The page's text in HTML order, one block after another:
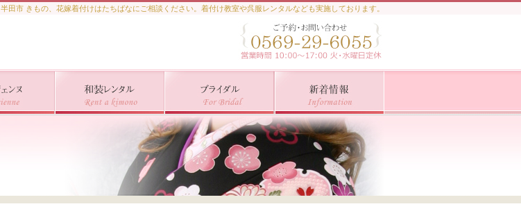
半田市 きもの、花嫁着付けはたちばなにご相談ください。着付け教室や呉服レンタルなども実施しております。